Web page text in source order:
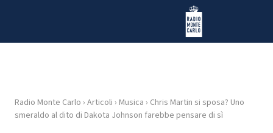
Radio Monte Carlo
HOME
Radio Monte Carlo › Articoli › Musica › Chris Martin si sposa? Uno
smeraldo al dito di Dakota Johnson farebbe pensare di sì